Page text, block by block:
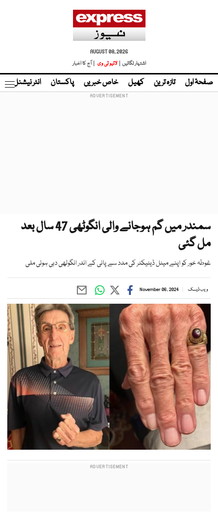
AUGUST 08, 2026
اشتہار لگائیں |
لائیو ٹی وی | آج کا اخبار
صفحۂ اول تازہ ترین کھیل خاص خبریں پاکستان انٹر نیشنل
سمندر میں گم ہوجانے والی انگوٹھی 47 سال بعد
مل گئی
غوطہ خور کو اپنے میٹل ڈیٹیکٹر کی مدد سے پانی کے اندر انگوٹھی دبی ہوئی ملی
ویب ڈیسک November 06, 2024